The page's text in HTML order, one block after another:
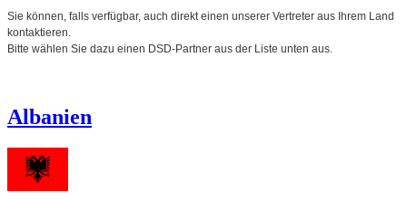
Sie können, falls verfügbar, auch direkt einen unserer Vertreter aus Ihrem Land
kontaktieren.
Bitte wählen Sie dazu einen DSD-Partner aus der Liste unten aus.
Albanien